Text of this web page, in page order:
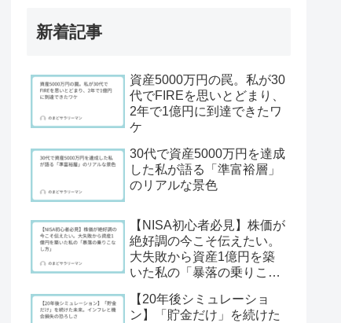
新着記事
資産5000万円の罠。私が30
代でFIREを思いとどまり、
2年で1億円に到達できたワ
ケ
30代で資産5000万円を達成
した私が語る「準富裕層」
のリアルな景色
【NISA初心者必見】株価が
絶好調の今こそ伝えたい。
大失敗から資産1億円を築
いた私の「暴落の乗りこな
【20年後シミュレーショ
ン】「貯金だけ」を続けた